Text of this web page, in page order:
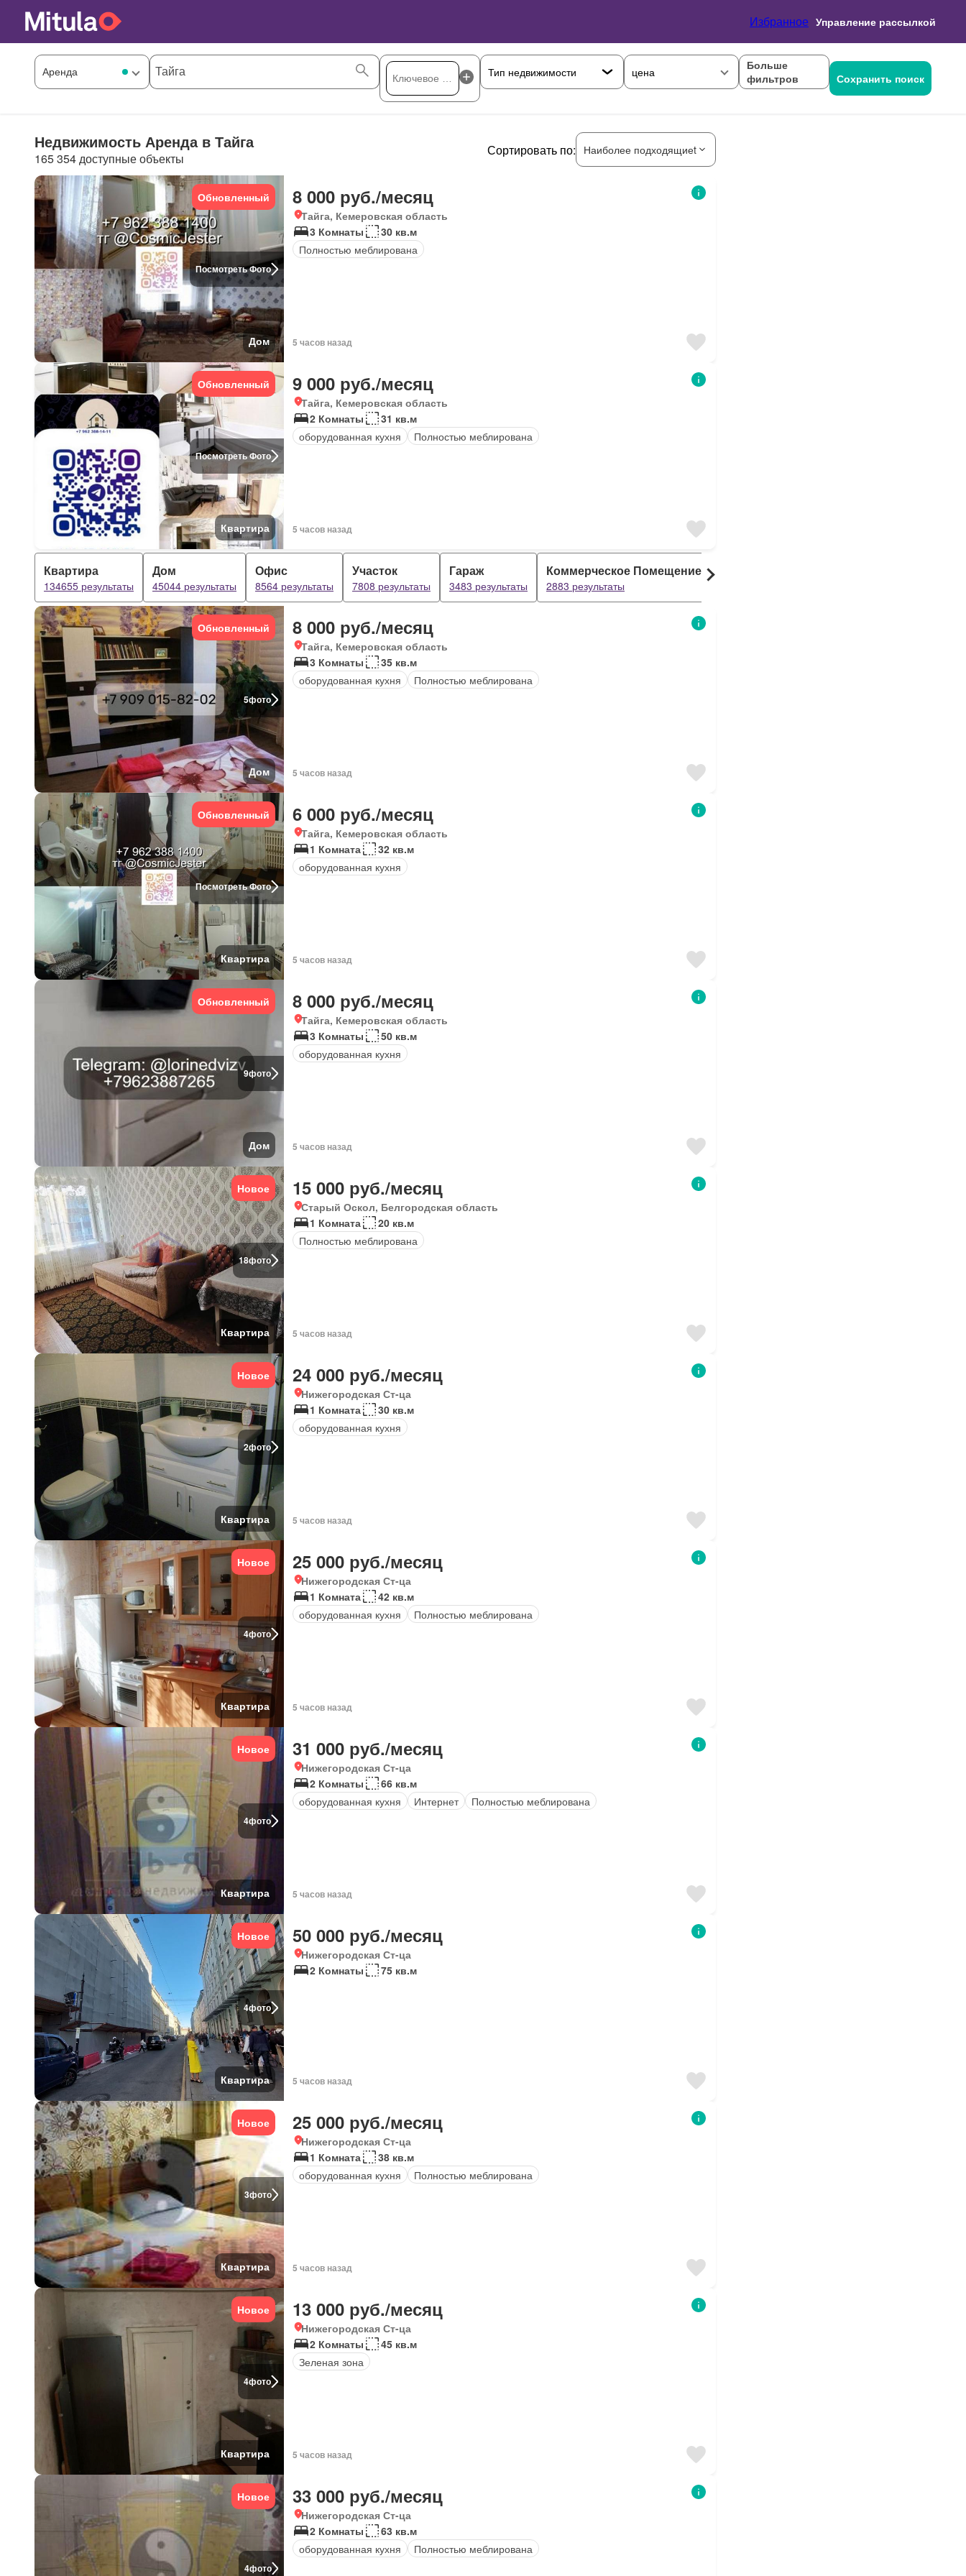
Избранное Управление рассылкой
цена
Больше
фильтров
Сохранить поиск
Недвижимость Аренда в Тайга
165 354 доступные объекты
Сортировать по: Наиболее подходящиеt
Посмотреть Фото
Обновленный
Дом
8 000 руб./месяц
Тайга, Кемеровская область
3 Комнаты
30 кв.м
Полностью меблирована
5 часов назад
Посмотреть Фото
Обновленный
Квартира
9 000 руб./месяц
Тайга, Кемеровская область
2 Комнаты
31 кв.м
оборудованная кухня
Полностью меблирована
5 часов назад
Квартира
134655 результаты
Дом
45044 результаты
Офис
8564 результаты
Участок
7808 результаты
Гараж
3483 результаты
Коммерческое Помещение
2883 результаты
5фото
Обновленный
Дом
8 000 руб./месяц
Тайга, Кемеровская область
3 Комнаты
35 кв.м
оборудованная кухня
Полностью меблирована
5 часов назад
Посмотреть Фото
Обновленный
Квартира
6 000 руб./месяц
Тайга, Кемеровская область
1 Комната
32 кв.м
оборудованная кухня
5 часов назад
9фото
Обновленный
Дом
8 000 руб./месяц
Тайга, Кемеровская область
3 Комнаты
50 кв.м
оборудованная кухня
5 часов назад
18фото
Новое
Квартира
15 000 руб./месяц
Старый Оскол, Белгородская область
1 Комната
20 кв.м
Полностью меблирована
5 часов назад
2фото
Новое
Квартира
24 000 руб./месяц
Нижегородская Ст-ца
1 Комната
30 кв.м
оборудованная кухня
5 часов назад
4фото
Новое
Квартира
25 000 руб./месяц
Нижегородская Ст-ца
1 Комната
42 кв.м
оборудованная кухня
Полностью меблирована
5 часов назад
4фото
Новое
Квартира
31 000 руб./месяц
Нижегородская Ст-ца
2 Комнаты
66 кв.м
оборудованная кухня
Интернет Полностью меблирована
5 часов назад
4фото
Новое
Квартира
50 000 руб./месяц
Нижегородская Ст-ца
2 Комнаты
75 кв.м
5 часов назад
3фото
Новое
Квартира
25 000 руб./месяц
Нижегородская Ст-ца
1 Комната
38 кв.м
оборудованная кухня
Полностью меблирована
5 часов назад
4фото
Новое
Квартира
13 000 руб./месяц
Нижегородская Ст-ца
2 Комнаты
45 кв.м
Зеленая зона
5 часов назад
4фото
Новое 33 000 руб./месяц
Нижегородская Ст-ца
2 Комнаты
63 кв.м
оборудованная кухня
Полностью меблирована